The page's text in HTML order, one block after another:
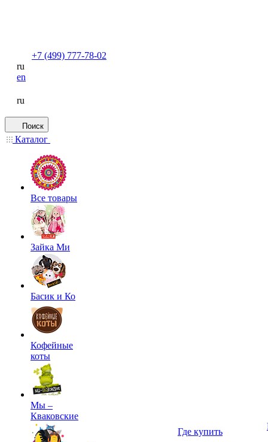
+7 (499) 777-78-02
ru
en
ru
Поиск
Каталог
Все товары
Зайка Ми
Басик и Ко
Кофейные
коты
Мы –
Кваковские
Где купить